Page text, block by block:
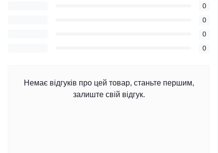
0
0
0
0
Немає відгуків про цей товар, станьте першим,
залиште свій відгук.